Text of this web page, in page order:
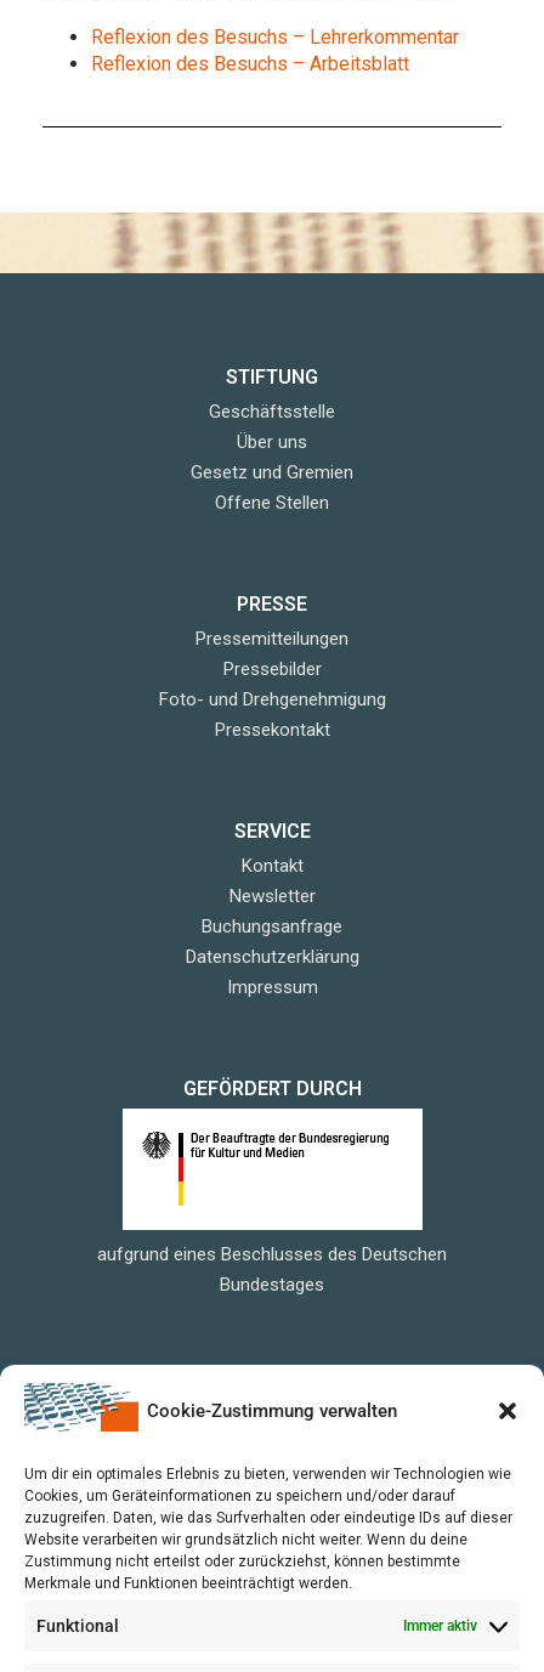
Cookie-Zustimmung verwalten
Um dir ein optimales Erlebnis zu bieten, verwenden wir Technologien wie
Cookies, um Geräteinformationen zu speichern und/oder darauf
zuzugreifen. Daten, wie das Surfverhalten oder eindeutige IDs auf dieser
Website verarbeiten wir grundsätzlich nicht weiter. Wenn du deine
Zustimmung nicht erteilst oder zurückziehst, können bestimmte
Merkmale und Funktionen beeinträchtigt werden.
Funktional Immer aktiv
Reflexion des Besuchs – Lehrerkommentar
Reflexion des Besuchs – Arbeitsblatt
STIFTUNG
Geschäftsstelle
Über uns
Gesetz und Gremien
Offene Stellen
PRESSE
Pressemitteilungen
Pressebilder
Foto- und Drehgenehmigung
Pressekontakt
SERVICE
Kontakt
Newsletter
Buchungsanfrage
Datenschutzerklärung
Impressum
GEFÖRDERT DURCH
aufgrund eines Beschlusses des Deutschen
Bundestages